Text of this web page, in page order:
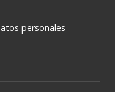
personales